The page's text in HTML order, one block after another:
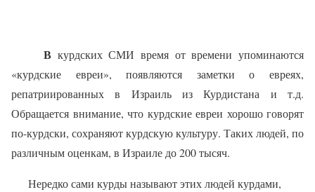
В курдских СМИ время от времени упоминаются
«курдские евреи», появляются заметки о евреях,
репатриированных в Израиль из Курдистана и т.д.
Обращается внимание, что курдские евреи хорошо говорят
по-курдски, сохраняют курдскую культуру. Таких людей, по
различным оценкам, в Израиле до 200 тысяч.
Нередко сами курды называют этих людей курдами,